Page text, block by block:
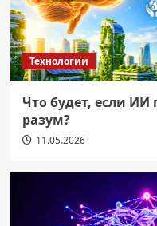
Технологии
Что будет, если ИИ
разум?
11.05.2026